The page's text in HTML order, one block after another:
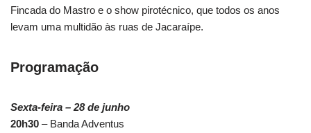
Fincada do Mastro e o show pirotécnico, que todos os anos
levam uma multidão às ruas de Jacaraípe.
Programação
Sexta-feira – 28 de junho
20h30 – Banda Adventus